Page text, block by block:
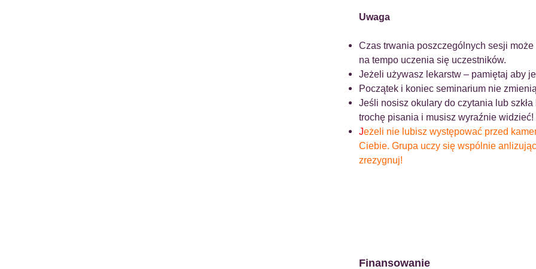
Uwaga
Czas trwania poszczególnych sesji
na tempo uczenia się uczestników.
Jeżeli używasz lekarstw – pamiętaj aby
Początek i koniec seminarium nie
Jeśli nosisz okulary do czytania lub
trochę pisania i musisz wyraźnie widzieć!
Jeżeli nie lubisz występować przed
Ciebie. Grupa uczy się wspólnie
zrezygnuj!
Finansowanie